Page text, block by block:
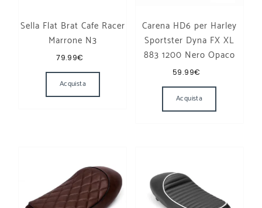
Sella Flat Brat Cafe Racer
Marrone N3
79.99€
Acquista
Carena HD6 per Harley
Sportster Dyna FX XL
883 1200 Nero Opaco
59.99€
Acquista